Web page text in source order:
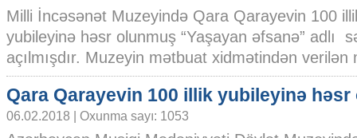
Milli İncəsənət Muzeyində Qara Qarayevin 100
yubileyinə həsr olunmuş “Yaşayan əfsanə” adlı
açılmışdır. Muzeyin mətbuat xidmətindən
Qara Qarayevin 100 illik yubileyinə həsr
06.02.2018 | Oxunma sayı: 1053